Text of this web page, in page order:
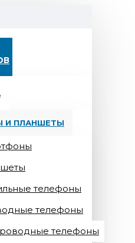
И ПЛАНШЕТЫ
телефоны
телефоны
телефоны